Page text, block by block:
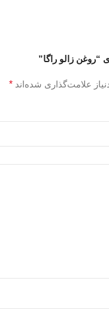
“روغن زالو راگا”
علامت‌گذاری شده‌اند *